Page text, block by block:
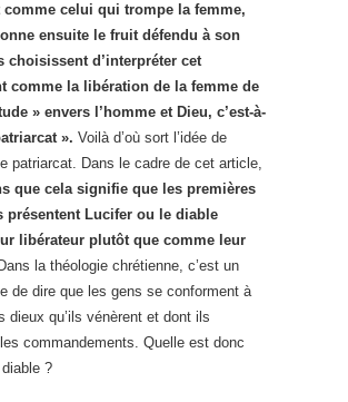
comme celui qui trompe la femme,
ensuite le fruit défendu à son
choisissent d’interpréter cet
comme la libération de la femme de
» envers l’homme et Dieu, c’est-à-
». Voilà d’où sort l’idée de
patriarcat. Dans le cadre de cet article,
que cela signifie que les premières
présentent Lucifer ou le diable
libérateur plutôt que comme leur
la théologie chrétienne, c’est un
de dire que les gens se conforment à
dieux qu’ils vénèrent et dont ils
commandements. Quelle est donc
diable ?